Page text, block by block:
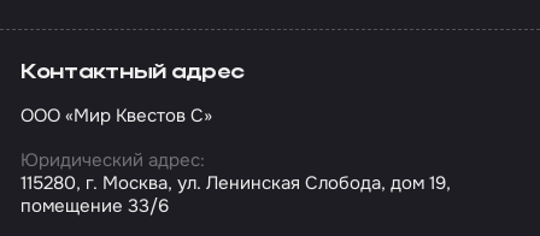
Контактный адрес
ООО «Мир Квестов С»
Юридический адрес:
115280, г. Москва, ул. Ленинская Слобода, дом 19,
помещение 33/6